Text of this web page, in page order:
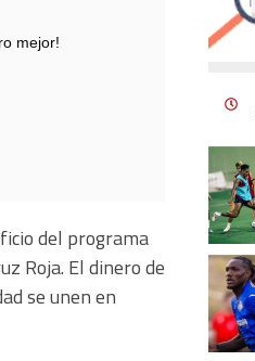
mejor!
del programa
Roja. El dinero de
se unen en